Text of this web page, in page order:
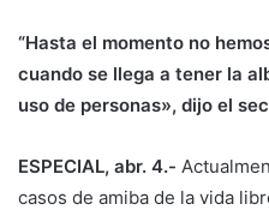
“Hasta el momento no
cuando se llega a tener la
uso de personas», dijo el
ESPECIAL, abr. 4.-
casos de amiba de la vida